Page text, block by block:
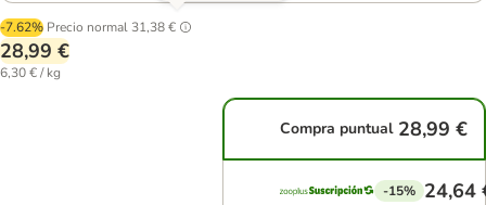
-7.62% Precio normal 31,38 €
28,99 €
6,30 € / kg
Compra puntual 28,99 €
-15% 24,64